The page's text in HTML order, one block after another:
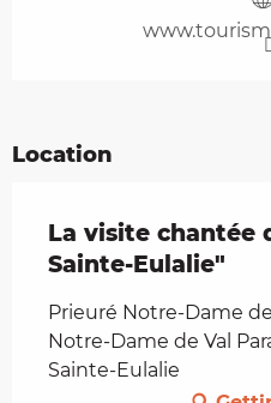
Location
La visite chantée
Sainte-Eulalie"
Prieuré Notre-Dame
Notre-Dame de Val
Sainte-Eulalie